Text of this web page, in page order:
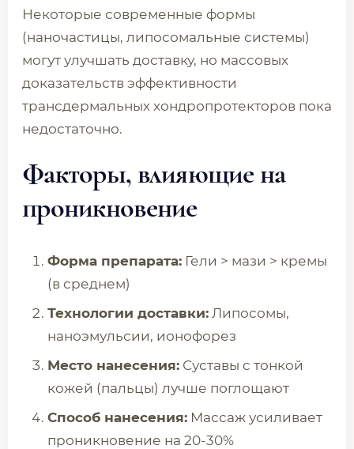
Некоторые современные формы
(наночастицы, липосомальные системы)
могут улучшать доставку, но массовых
доказательств эффективности
трансдермальных хондропротекторов пока
недостаточно.
Факторы, влияющие на
проникновение
Форма препарата: Гели > мази > кремы
(в среднем)
Технологии доставки: Липосомы,
наноэмульсии, ионофорез
Место нанесения: Суставы с тонкой
кожей (пальцы) лучше поглощают
Способ нанесения: Массаж усиливает
проникновение на 20-30%